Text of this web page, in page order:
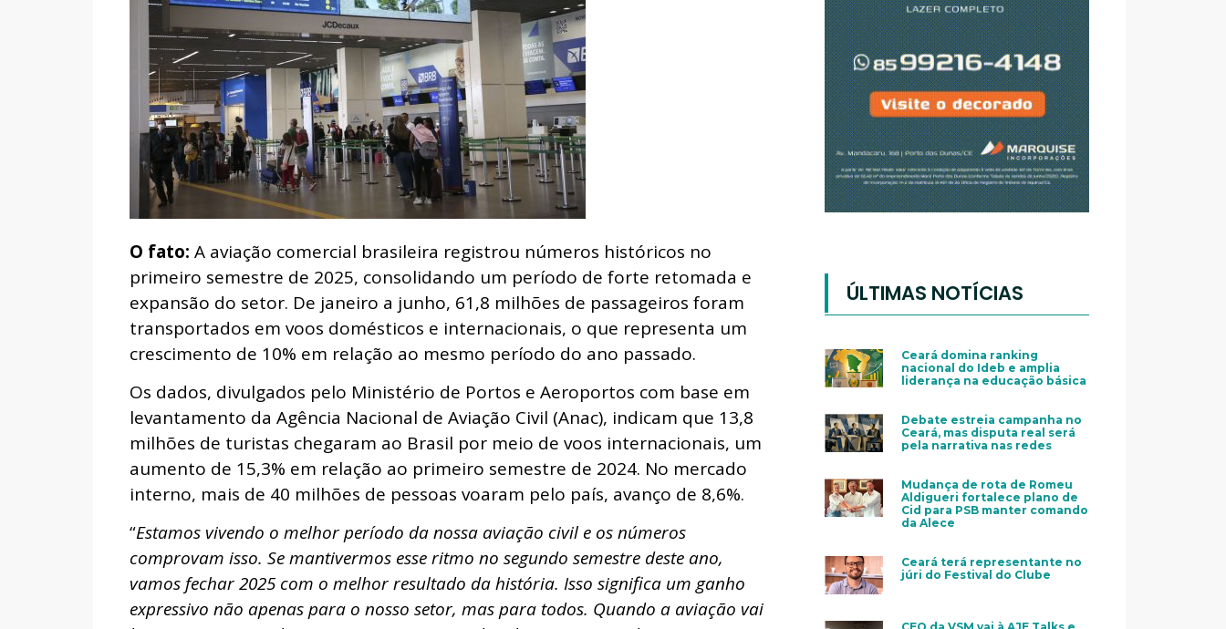
O fato: A aviação comercial brasileira registrou números históricos no
primeiro semestre de 2025, consolidando um período de forte retomada e
expansão do setor. De janeiro a junho, 61,8 milhões de passageiros foram
transportados em voos domésticos e internacionais, o que representa um
crescimento de 10% em relação ao mesmo período do ano passado.
Os dados, divulgados pelo Ministério de Portos e Aeroportos com base em
levantamento da Agência Nacional de Aviação Civil (Anac), indicam que 13,8
milhões de turistas chegaram ao Brasil por meio de voos internacionais, um
aumento de 15,3% em relação ao primeiro semestre de 2024. No mercado
interno, mais de 40 milhões de pessoas voaram pelo país, avanço de 8,6%.
“Estamos vivendo o melhor período da nossa aviação civil e os números
comprovam isso. Se mantivermos esse ritmo no segundo semestre deste ano,
vamos fechar 2025 com o melhor resultado da história. Isso significa um ganho
expressivo não apenas para o nosso setor, mas para todos. Quando a aviação vai
ÚLTIMAS NOTÍCIAS
Ceará domina ranking
nacional do Ideb e amplia
liderança na educação básica
Debate estreia campanha no
Ceará, mas disputa real será
pela narrativa nas redes
Mudança de rota de Romeu
Aldigueri fortalece plano de
Cid para PSB manter comando
da Alece
Ceará terá representante no
júri do Festival do Clube